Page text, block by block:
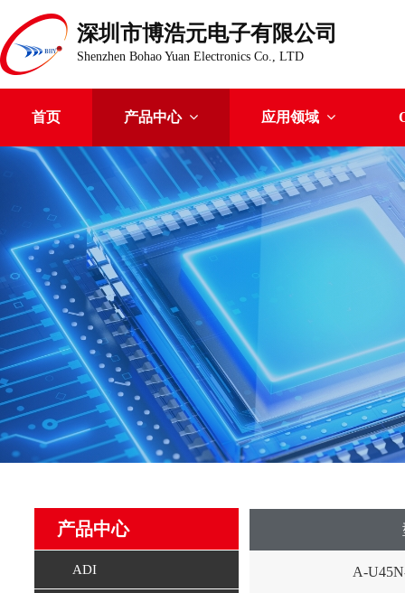
深圳市博浩元电子有限公司
Shenzhen Bohao Yuan Electronics Co., LTD
首页 产品中心 应用领域
产品中心
ADI A-